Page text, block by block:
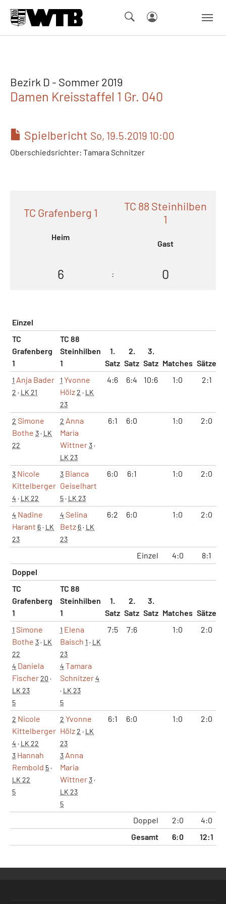
Bezirk D - Sommer 2019
Damen Kreisstaffel 1 Gr. 040
Spielbericht So, 19.5.2019 10:00
Oberschiedsrichter: Tamara Schnitzer
TC Grafenberg 1
Heim
TC 88 Steinhilben
1
Gast
6 : 0
Einzel
TC
Grafenberg
1
TC 88
Steinhilben
1
1.
Satz
2.
Satz
3.
Satz Matches Sätze
1 Anja Bader
2 · LK 21
1 Yvonne
Hölz2 · LK
23
4:6 6:4 10:6 1:0 2:1
2 Simone
Bothe 3· LK
22
2 Anna
Maria
Wittner3·
LK 23
6:1 6:0 1:0 2:0
3 Nicole
Kittelberger
4 · LK 22
3 Bianca
Geiselhart
5· LK 23
6:0 6:1 1:0 2:0
4 Nadine
Harant 6· LK
23
4 Selina
Betz 6· LK
23
6:2 6:0 1:0 2:0
Einzel 4:0 8:1
Doppel
TC
Grafenberg
1
TC 88
Steinhilben
1
1.
Satz
2.
Satz
3.
Satz Matches Sätze
1 Simone
Bothe 3· LK
22
4 Daniela
Fischer20 ·
LK 23
5
1 Elena
Baisch 1 · LK
23
4 Tamara
Schnitzer4
· LK 23
5
7:5 7:6 1:0 2:0
2 Nicole
Kittelberger
4 · LK 22
3 Hannah
Rembold 5·
LK 22
5
2 Yvonne
Hölz2 · LK
23
3 Anna
Maria
Wittner3·
LK 23
5
6:1 6:0 1:0 2:0
Doppel 2:0 4:0
Gesamt
6:0 12:1